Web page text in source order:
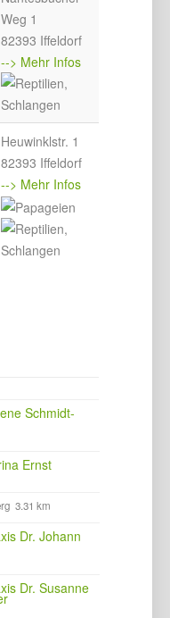
Weg 1
82393 Iffeldorf
--> Mehr Infos
Heuwinklstr. 1
82393 Iffeldorf
--> Mehr Infos
Schmidt-
Ernst
3.31 km
Dr. Johann
Dr. Susanne